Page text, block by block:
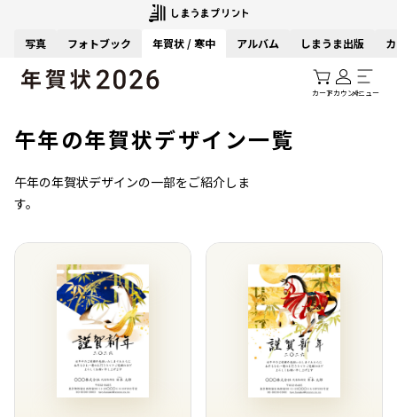
写真 フォトブック 年賀状 / 寒中 アルバム しまうま出版
カートアカウントメニュー
午年の年賀状デザイン一覧
午年の年賀状デザインの一部をご紹介しま
す。